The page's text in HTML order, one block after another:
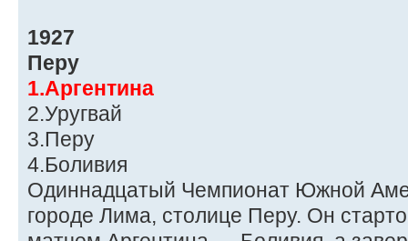
1927
Перу
1.Аргентина
2.Уругвай
3.Перу
4.Боливия
Одиннадцатый Чемпионат Южной
городе Лима, столице Перу. Он